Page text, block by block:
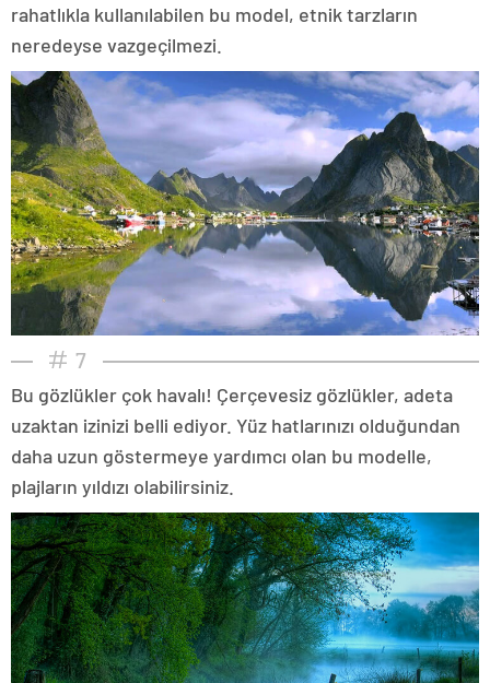
rahatlıkla kullanılabilen bu model, etnik tarzların
neredeyse vazgeçilmezi.
7
Bu gözlükler çok havalı! Çerçevesiz gözlükler, adeta
uzaktan izinizi belli ediyor. Yüz hatlarınızı olduğundan
daha uzun göstermeye yardımcı olan bu modelle,
plajların yıldızı olabilirsiniz.